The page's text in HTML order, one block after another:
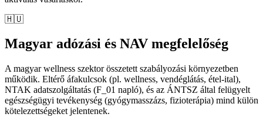
🇭🇺
Magyar adózási és NAV megfelelőség
A magyar wellness szektor összetett szabályozási környezetben
működik. Eltérő áfakulcsok (pl. wellness, vendéglátás, étel-ital),
NTAK adatszolgáltatás (F_01 napló), és az ÁNTSZ által felügyelt
egészségügyi tevékenység (gyógymasszázs, fizioterápia) mind külön
kötelezettségeket jelentenek.